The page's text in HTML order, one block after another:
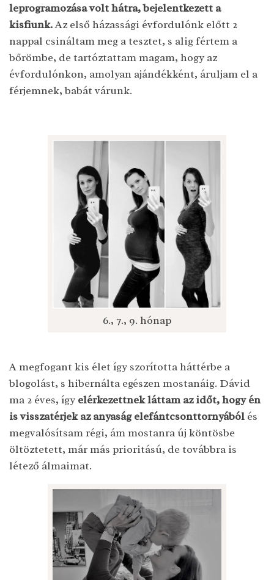
leprogramozása volt hátra, bejelentkezett a
kisfiunk.Az első házassági évfordulónk előtt 2
nappal csináltam meg a tesztet, s alig fértem a
bőrömbe, de tartóztattam magam, hogy az
évfordulónkon, amolyan ajándékként, áruljam el a
férjemnek, babát várunk.
6., 7., 9. hónap
A megfogant kis élet így szorította háttérbe a
blogolást, s hibernálta egészen mostanáig. Dávid
ma 2 éves, így elérkezettnek láttam az időt, hogy én
is visszatérjek az anyaság elefántcsonttornyából és
megvalósítsam régi, ám mostanra új köntösbe
öltöztetett, már más prioritású, de továbbra is
létező álmaimat.